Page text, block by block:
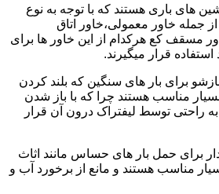
های باری هستند که با توجه به نوع
از جمله خاور معمولی،خاور اتاق
مسقف کع هرکدام از این خاور ها برای
قرار میگیرند.
برای بار های سنگین که بلند کردن
مناسب هستند چرا که با باز شدن
به راحتی توسط لیفتراک درون آن قرار
برای حمل بار های حساس مانند اثاث
مناسب هستند و مانع از برخورد آب و